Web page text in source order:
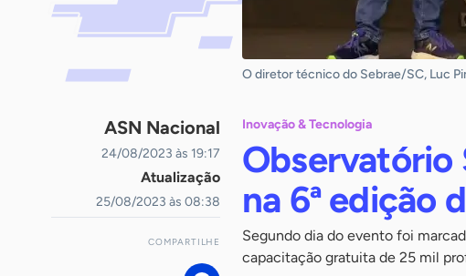
O diretor técnico do Sebrae/SC, Luc
ASN Nacional
24/08/2023 às 19:17
Atualização
25/08/2023 às 08:38
COMPARTILHE
Inovação & Tecnologia
Observatório
na 6ª edição
Segundo dia do evento foi
capacitação gratuita de 25 mil